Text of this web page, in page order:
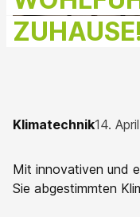
ZUHAUSE!
Klimatechnik14.
Mit innovativen und
Sie abgestimmten